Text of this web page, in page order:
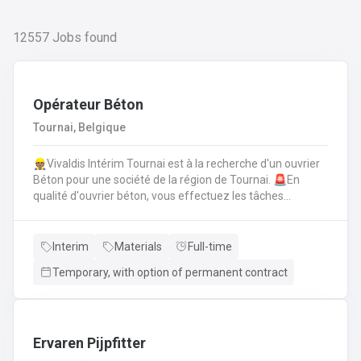
12557 Jobs found
Opérateur Béton
Tournai, Belgique
👷🏽Vivaldis Intérim Tournai est à la recherche d'un ouvrier
Béton pour une société de la région de Tournai. 🚨En
qualité d'ouvrier béton, vous effectuez les tâches
béton selon la fiche technique de fabrication.Décoffrage
tables de coffrages ainsi que des outils et de l'atelier.
Interim Materials
Full-time
Temporary, with option of permanent contract
Ervaren Pijpfitter